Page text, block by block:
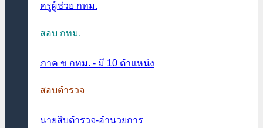
ครูผู้ช่วย กทม.
สอบ กทม.
ภาค ข กทม. - มี 10 ตำแหน่ง
สอบตำรวจ
นายสิบตำรวจ-อำนวยการ